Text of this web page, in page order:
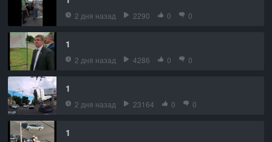
2 дня назад 2290 0 0
1
2 дня назад 4286 0 0
1
2 дня назад 23164 0 0
1